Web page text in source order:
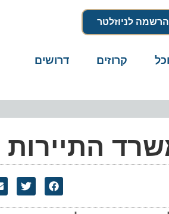
לניוזלטר
קרוזים דרושים
התיירות